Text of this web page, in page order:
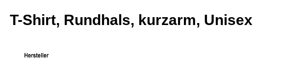
T-Shirt, Rundhals, kurzarm, Unisex